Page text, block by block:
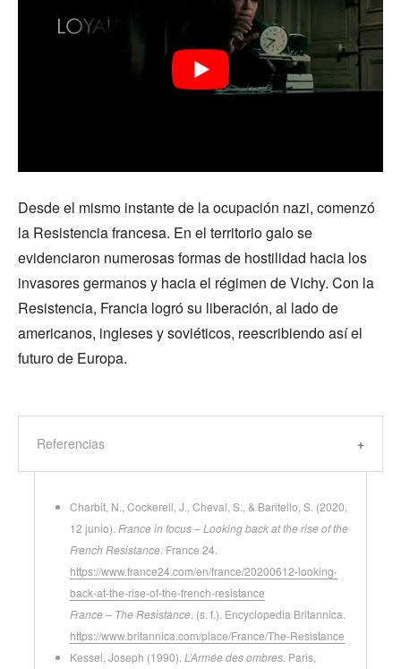
Desde el mismo instante de la ocupación nazi, comenzó
la Resistencia francesa. En el territorio galo se
evidenciaron numerosas formas de hostilidad hacia los
invasores germanos y hacia el régimen de Vichy. Con la
Resistencia, Francia logró su liberación, al lado de
americanos, ingleses y soviéticos, reescribiendo así el
futuro de Europa.
Referencias
Charbit, N., Cockerell, J., Cheval, S., & Baritello, S. (2020,
12 junio). France in focus – Looking back at the rise of the
French Resistance . France 24.
https://www.france24.com/en/france/20200612-looking-
back-at-the-rise-of-the-french-resistance
France – The Resistance . (s. f.). Encyclopedia Britannica.
https://www.britannica.com/place/France/The-Resistance
Kessel, Joseph (1990). L’Armée des ombres. Paris,